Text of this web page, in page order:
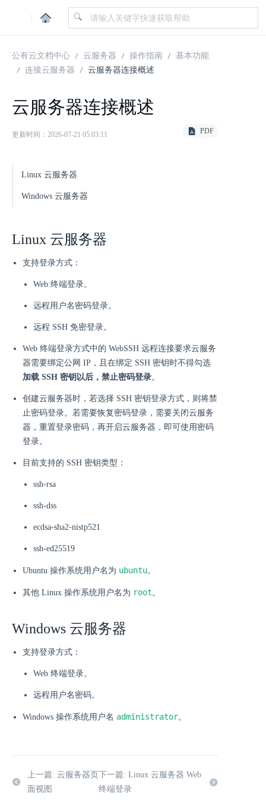
|
公有云文档中心 云服务器 操作指南
基本功能
连接云服务器
云服务器连接概述
云服务器连接概述
更新时间：2026-07-21 05:03:11 PDF
Linux 云服务器
Windows 云服务器
Linux 云服务器
支持登录方式：
Web 终端登录。
远程用户名密码登录。
远程 SSH 免密登录。
Web 终端登录方式中的 WebSSH 远程连接要求云服务
器需要绑定公网 IP，且在绑定 SSH 密钥时不得勾选
加载 SSH 密钥以后，禁止密码登录。
创建云服务器时，若选择 SSH 密钥登录方式，则将禁
止密码登录。若需要恢复密码登录，需要关闭云服务
器，重置登录密码，再开启云服务器，即可使用密码
登录。
目前支持的 SSH 密钥类型：
ssh-rsa
ssh-dss
ecdsa-sha2-nistp521
ssh-ed25519
Ubuntu 操作系统用户名为 ubuntu。
其他 Linux 操作系统用户名为 root。
Windows 云服务器
支持登录方式：
Web 终端登录。
远程用户名密码。
Windows 操作系统用户名 administrator。
上一篇: 云服务器页
面视图
下一篇: Linux 云服务器 Web
终端登录